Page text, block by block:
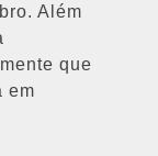
Além
que
em